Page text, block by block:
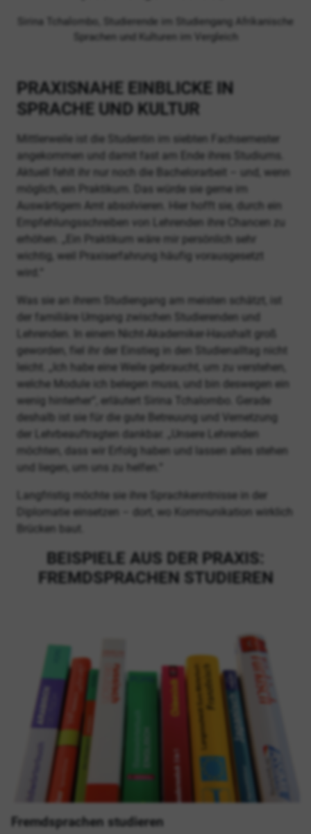
Sirina Tchalombo, Studierende im Studiengang Afrikanische
Sprachen und Kulturen im Vergleich
PRAXISNAHE EINBLICKE IN
SPRACHE UND KULTUR
Mittlerweile ist die Studentin im siebten Fachsemester
angekommen und damit fast am Ende ihres Studiums.
Aktuell fehlt ihr nur noch die Bachelorarbeit – und, wenn
möglich, ein Praktikum. Das würde sie gerne im
Auswärtigem Amt absolvieren. Hier hofft sie, durch ein
Empfehlungsschreiben von Lehrenden ihre Chancen zu
erhöhen. „Ein Praktikum wäre mir persönlich sehr
wichtig, weil Praxiserfahrung häufig vorausgesetzt
wird.“
Was sie an ihrem Studiengang am meisten schätzt, ist
der familiäre Umgang zwischen Studierenden und
Lehrenden. In einem Nicht-Akademiker-Haushalt groß
geworden, fiel ihr der Einstieg in den Studienalltag nicht
leicht. „Ich habe eine Weile gebraucht, um zu verstehen,
welche Module ich belegen muss, und bin deswegen ein
wenig hinterher“, erläutert Sirina Tchalombo. Gerade
deshalb ist sie für die gute Betreuung und Vernetzung
der Lehrbeauftragten dankbar. „Unsere Lehrenden
möchten, dass wir Erfolg haben und lassen alles stehen
und liegen, um uns zu helfen.“
Langfristig möchte sie ihre Sprachkenntnisse in der
Diplomatie einsetzen – dort, wo Kommunikation wirklich
Brücken baut.
BEISPIELE AUS DER PRAXIS:
FREMDSPRACHEN STUDIEREN
Fremdsprachen studieren